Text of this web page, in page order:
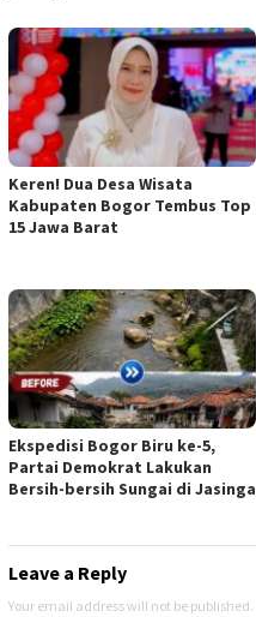
Keren! Dua Desa Wisata
Kabupaten Bogor Tembus Top
15 Jawa Barat
Ekspedisi Bogor Biru ke-5,
Partai Demokrat Lakukan
Bersih-bersih Sungai di Jasinga
Leave a Reply
Your email address will not be published.